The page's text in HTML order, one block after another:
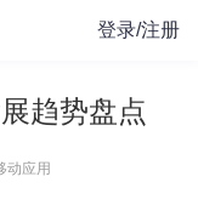
登录/注册
趋势盘点
动应用